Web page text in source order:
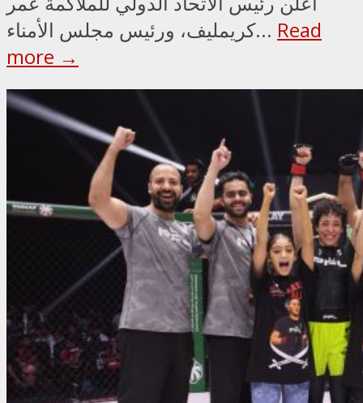
كريمليف، ورئيس مجلس الأمناء... Read
more →